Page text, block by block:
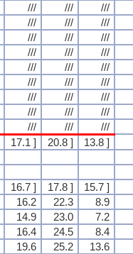
/// /// ///
/// /// ///
/// /// ///
/// /// ///
/// /// ///
/// /// ///
/// /// ///
/// /// ///
/// /// ///
17.1 ] 20.8 ] 13.8 ]
16.7 ] 17.8 ] 15.7 ]
16.2 22.3 8.9
14.9 23.0 7.2
16.4 24.5 8.4
19.6 25.2 13.6